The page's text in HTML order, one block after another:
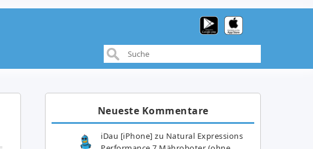
Neueste Kommentare
iDau [iPhone] zu Natural Expressions